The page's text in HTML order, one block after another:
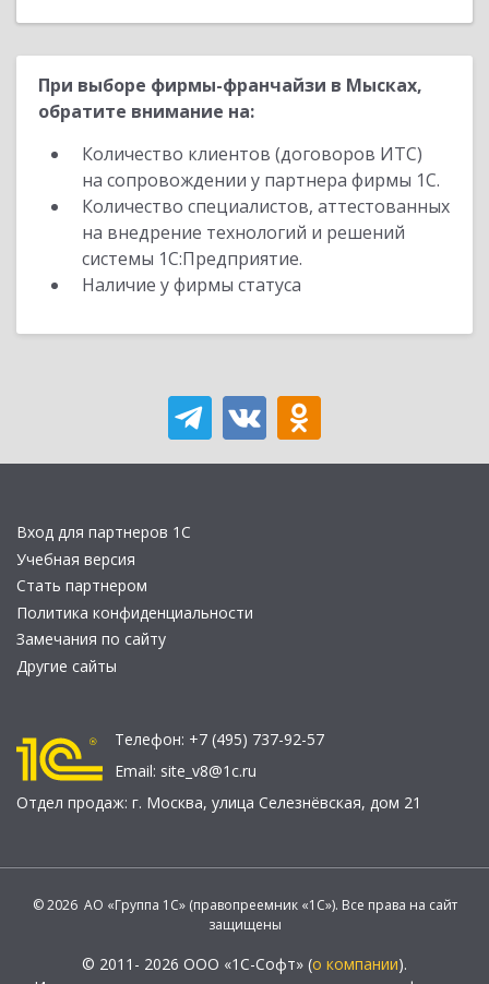
При выборе фирмы-франчайзи в Мысках,
обратите внимание на:
Количество клиентов (договоров ИТС)
на сопровождении у партнера фирмы 1С.
Количество специалистов, аттестованных
на внедрение технологий и решений
системы 1С:Предприятие.
Наличие у фирмы статуса
Вход для партнеров 1С
Учебная версия
Стать партнером
Политика конфиденциальности
Замечания по сайту
Другие сайты
Телефон: +7 (495) 737-92-57
Email: site_v8@1c.ru
Отдел продаж: г. Москва, улица Селезнёвская, дом 21
© 2026 АО «Группа 1С» (правопреемник «1С»). Все права на сайт
защищены
© 2011- 2026 ООО «1С-Софт» (о компании).